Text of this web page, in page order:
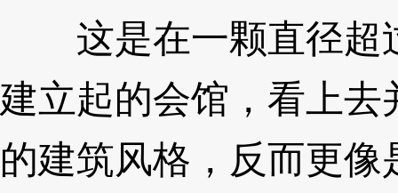
这是在一颗直径超
建立起的会馆，看上
的建筑风格，反而更